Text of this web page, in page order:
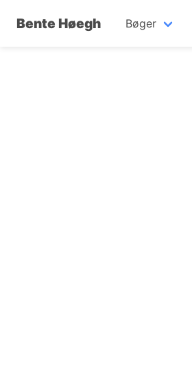
Bente Høegh Bøger